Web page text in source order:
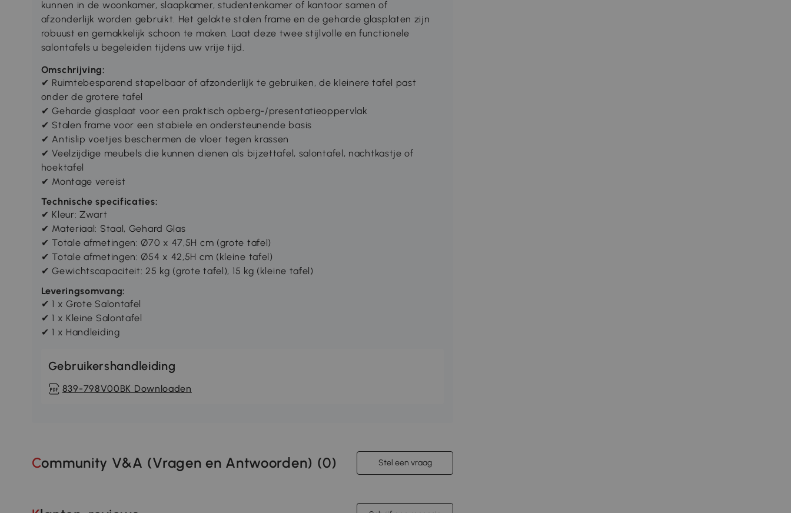
kunnen in de woonkamer, slaapkamer, studentenkamer of kantoor samen of
afzonderlijk worden gebruikt. Het gelakte stalen frame en de geharde glasplaten zijn
robuust en gemakkelijk schoon te maken. Laat deze twee stijlvolle en functionele
salontafels u begeleiden tijdens uw vrije tijd.
Omschrijving:
✔ Ruimtebesparend stapelbaar of afzonderlijk te gebruiken, de kleinere tafel past
onder de grotere tafel
✔ Geharde glasplaat voor een praktisch opberg-/presentatieoppervlak
✔ Stalen frame voor een stabiele en ondersteunende basis
✔ Antislip voetjes beschermen de vloer tegen krassen
✔ Veelzijdige meubels die kunnen dienen als bijzettafel, salontafel, nachtkastje of
hoektafel
✔ Montage vereist
Technische specificaties:
✔ Kleur: Zwart
✔ Materiaal: Staal, Gehard Glas
✔ Totale afmetingen: Ø70 x 47,5H cm (grote tafel)
✔ Totale afmetingen: Ø54 x 42,5H cm (kleine tafel)
✔ Gewichtscapaciteit: 25 kg (grote tafel), 15 kg (kleine tafel)
Leveringsomvang:
✔ 1 x Grote Salontafel
✔ 1 x Kleine Salontafel
✔ 1 x Handleiding
Gebruikershandleiding
839-798V00BK Downloaden
Community V&A (Vragen en Antwoorden) (0) Stel een vraag